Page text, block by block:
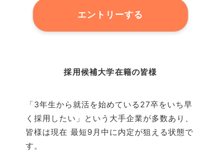
エントリーする
採用候補大学在籍の皆様
「3年生から就活を始めている27卒をいち早
く採用したい」という大手企業が多数あり、
皆様は現在 最短9 月中に内定が狙える状態で
す。